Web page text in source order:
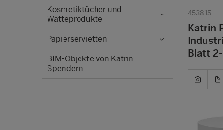
453815
Katrin
Blatt
Kosmetiktücher und
Watteprodukte
Papierservietten
BIM-Objekte von Katrin
Spendern